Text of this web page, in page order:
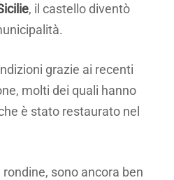
, il castello diventò
grazie ai recenti
molti dei quali hanno
è stato restaurato nel
sono ancora ben